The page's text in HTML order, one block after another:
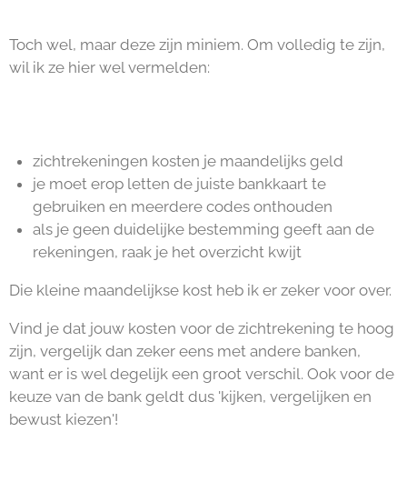
Toch wel, maar deze zijn miniem. Om volledig te zijn,
wil ik ze hier wel vermelden:
zichtrekeningen kosten je maandelijks geld
je moet erop letten de juiste bankkaart te
gebruiken en meerdere codes onthouden
als je geen duidelijke bestemming geeft aan de
rekeningen, raak je het overzicht kwijt
Die kleine maandelijkse kost heb ik er zeker voor over.
Vind je dat jouw kosten voor de zichtrekening te hoog
zijn, vergelijk dan zeker eens met andere banken,
want er is wel degelijk een groot verschil. Ook voor de
keuze van de bank geldt dus 'kijken, vergelijken en
bewust kiezen'!